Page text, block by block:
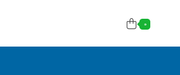
0